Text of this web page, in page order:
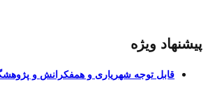
پیشنهاد ویژه
قابل توجه شهریاری و همفکرانش و